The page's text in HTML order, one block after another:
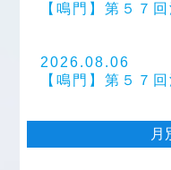
【鳴門】第５７
2026.08.06
【鳴門】第５７
月